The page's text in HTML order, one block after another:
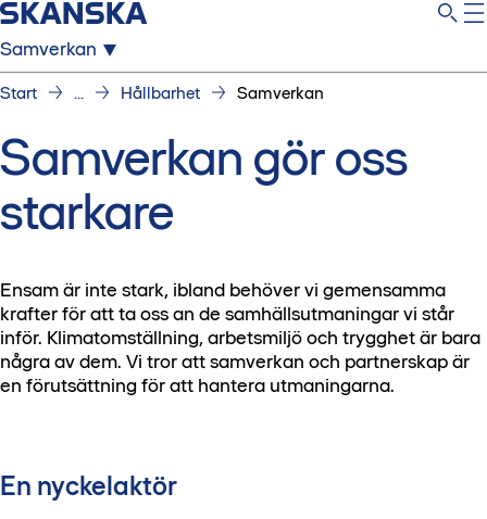
Samverkan
Start ... Hållbarhet Samverkan
Samverkan gör oss
starkare
Ensam är inte stark, ibland behöver vi gemensamma
krafter för att ta oss an de samhällsutmaningar vi står
inför. Klimatomställning, arbetsmiljö och trygghet är bara
några av dem. Vi tror att samverkan och partnerskap är
en förutsättning för att hantera utmaningarna.
En nyckelaktör